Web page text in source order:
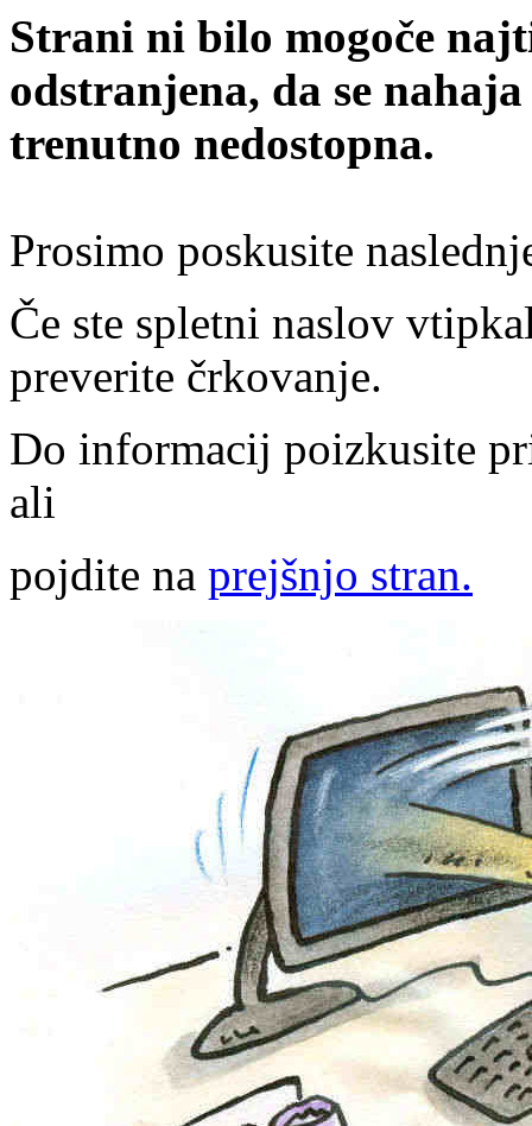
Strani ni bilo mogoče
odstranjena, da se
trenutno nedostopna.
Prosimo poskusite
Če ste spletni naslov
preverite črkovanje.
Do informacij poizkusite
ali
pojdite na prejšnjo stran.